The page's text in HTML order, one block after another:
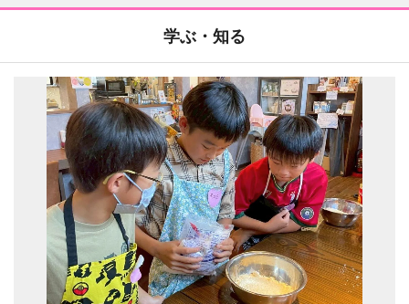
学ぶ・知る